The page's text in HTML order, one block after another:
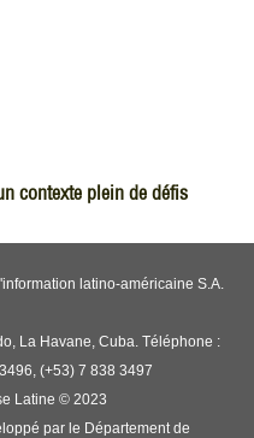
contexte plein de défis
latino-américaine S.A.
La Havane, Cuba. Téléphone :
(+53) 7 838 3497
Latine © 2023
par le Département de